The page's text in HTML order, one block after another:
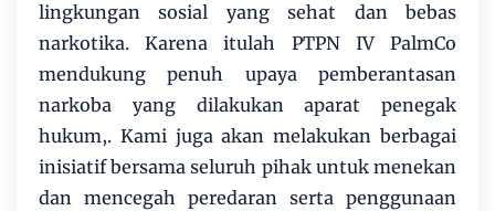
lingkungan sosial yang sehat dan bebas
narkotika. Karena itulah PTPN IV PalmCo
mendukung penuh upaya pemberantasan
narkoba yang dilakukan aparat penegak
hukum,. Kami juga akan melakukan berbagai
inisiatif bersama seluruh pihak untuk menekan
dan mencegah peredaran serta penggunaan